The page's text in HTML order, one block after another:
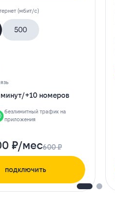
(мбит/с)
500
/+10 номеров
безлимитный трафик на
приложения
₽/мес600 ₽
подключить